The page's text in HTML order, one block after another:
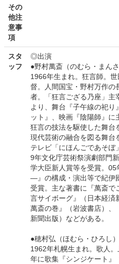
その
他注
意事
項
スタ
ッフ
◎出演
●野村萬斎（のむら・まんさ
1966年生まれ。狂言師。
督。人間国宝・野村万作の
者。「狂言ござる乃座」主
より、舞台『子午線の祀り
ット』、映画『陰陽師』に
狂言の技法を駆使した舞台
現代芸術の融合を図る舞台
テレビ「にほんごであそぼ
9年文化庁芸術祭演劇部門
学大臣新人賞等を受賞。
―』の構成・演出等で紀伊
受賞。主な著書に『萬斎で
言サイボーグ』（日本経済
萬斎の巻』（岩波書店）
新聞出版）などがある。
●穂村弘（ほむら・ひろし）
1962年札幌生まれ。歌人
年に歌集『シンジケート』